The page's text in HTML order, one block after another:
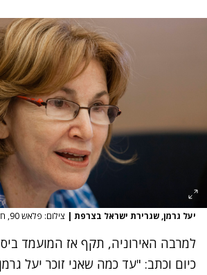
יעל גרמן, שגרירת ישראל בצרפת | צילום: פלאש 90, חדשות
למרבה האירוניה, תקף אז המועמד
כיום וכתב: "עד כמה שאני זוכר יעל